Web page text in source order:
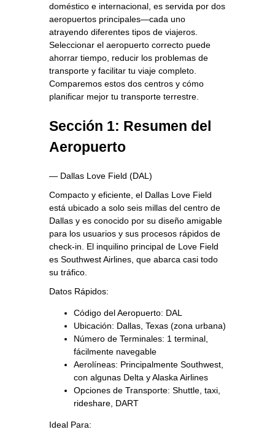
doméstico e internacional, es servida por dos
aeropuertos principales—cada uno
atrayendo diferentes tipos de viajeros.
Seleccionar el aeropuerto correcto puede
ahorrar tiempo, reducir los problemas de
transporte y facilitar tu viaje completo.
Comparemos estos dos centros y cómo
planificar mejor tu transporte terrestre.
Sección 1: Resumen del
Aeropuerto
— Dallas Love Field (DAL)
Compacto y eficiente, el Dallas Love Field
está ubicado a solo seis millas del centro de
Dallas y es conocido por su diseño amigable
para los usuarios y sus procesos rápidos de
check-in. El inquilino principal de Love Field
es Southwest Airlines, que abarca casi todo
su tráfico.
Datos Rápidos:
Código del Aeropuerto: DAL
Ubicación: Dallas, Texas (zona urbana)
Número de Terminales: 1 terminal,
fácilmente navegable
Aerolíneas: Principalmente Southwest,
con algunas Delta y Alaska Airlines
Opciones de Transporte: Shuttle, taxi,
rideshare, DART
Ideal Para: